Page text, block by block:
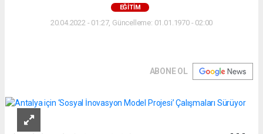
EĞİTİM
20.04.2022 - 01:27, Güncelleme: 01.01.1970 - 02:00
ABONE OL